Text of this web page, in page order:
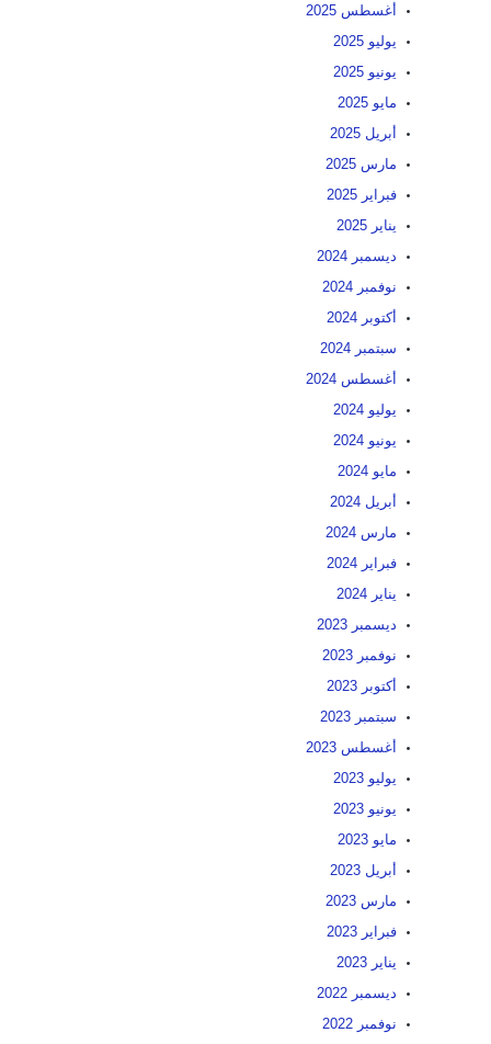
أغسطس 2025
يوليو 2025
يونيو 2025
مايو 2025
أبريل 2025
مارس 2025
فبراير 2025
يناير 2025
ديسمبر 2024
نوفمبر 2024
أكتوبر 2024
سبتمبر 2024
أغسطس 2024
يوليو 2024
يونيو 2024
مايو 2024
أبريل 2024
مارس 2024
فبراير 2024
يناير 2024
ديسمبر 2023
نوفمبر 2023
أكتوبر 2023
سبتمبر 2023
أغسطس 2023
يوليو 2023
يونيو 2023
مايو 2023
أبريل 2023
مارس 2023
فبراير 2023
يناير 2023
ديسمبر 2022
نوفمبر 2022